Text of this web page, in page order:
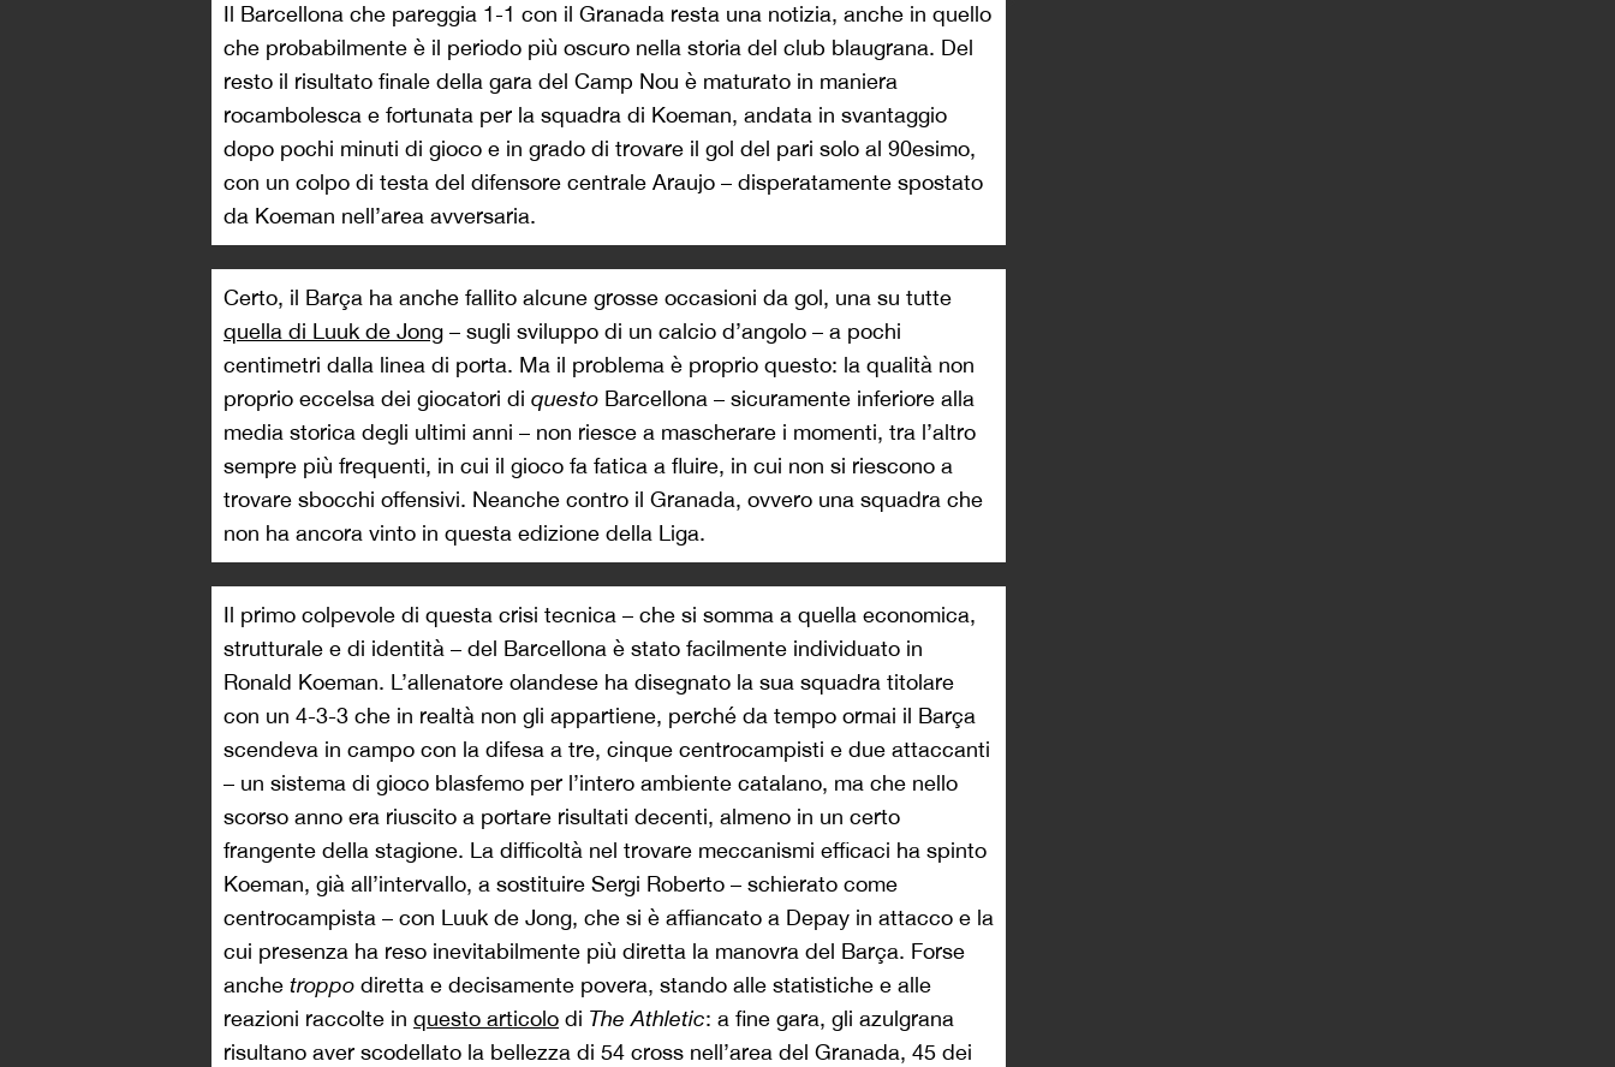
Il Barcellona che pareggia 1-1 con il Granada resta una notizia, anche in quello
che probabilmente è il periodo più oscuro nella storia del club blaugrana. Del
resto il risultato finale della gara del Camp Nou è maturato in maniera
rocambolesca e fortunata per la squadra di Koeman, andata in svantaggio
dopo pochi minuti di gioco e in grado di trovare il gol del pari solo al 90esimo,
con un colpo di testa del difensore centrale Araujo – disperatamente spostato
da Koeman nell’area avversaria.
Certo, il Barça ha anche fallito alcune grosse occasioni da gol, una su tutte
quella di Luuk de Jong – sugli sviluppo di un calcio d’angolo – a pochi
centimetri dalla linea di porta. Ma il problema è proprio questo: la qualità non
proprio eccelsa dei giocatori di questo Barcellona – sicuramente inferiore alla
media storica degli ultimi anni – non riesce a mascherare i momenti, tra l’altro
sempre più frequenti, in cui il gioco fa fatica a fluire, in cui non si riescono a
trovare sbocchi offensivi. Neanche contro il Granada, ovvero una squadra che
non ha ancora vinto in questa edizione della Liga.
Il primo colpevole di questa crisi tecnica – che si somma a quella economica,
strutturale e di identità – del Barcellona è stato facilmente individuato in
Ronald Koeman. L’allenatore olandese ha disegnato la sua squadra titolare
con un 4-3-3 che in realtà non gli appartiene, perché da tempo ormai il Barça
scendeva in campo con la difesa a tre, cinque centrocampisti e due attaccanti
– un sistema di gioco blasfemo per l’intero ambiente catalano, ma che nello
scorso anno era riuscito a portare risultati decenti, almeno in un certo
frangente della stagione. La difficoltà nel trovare meccanismi efficaci ha spinto
Koeman, già all’intervallo, a sostituire Sergi Roberto – schierato come
centrocampista – con Luuk de Jong, che si è affiancato a Depay in attacco e la
cui presenza ha reso inevitabilmente più diretta la manovra del Barça. Forse
anche troppo diretta e decisamente povera, stando alle statistiche e alle
reazioni raccolte in questo articolo di The Athletic: a fine gara, gli azulgrana
risultano aver scodellato la bellezza di 54 cross nell’area del Granada, 45 dei